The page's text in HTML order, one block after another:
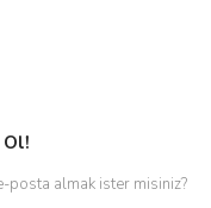
posta almak ister misiniz?